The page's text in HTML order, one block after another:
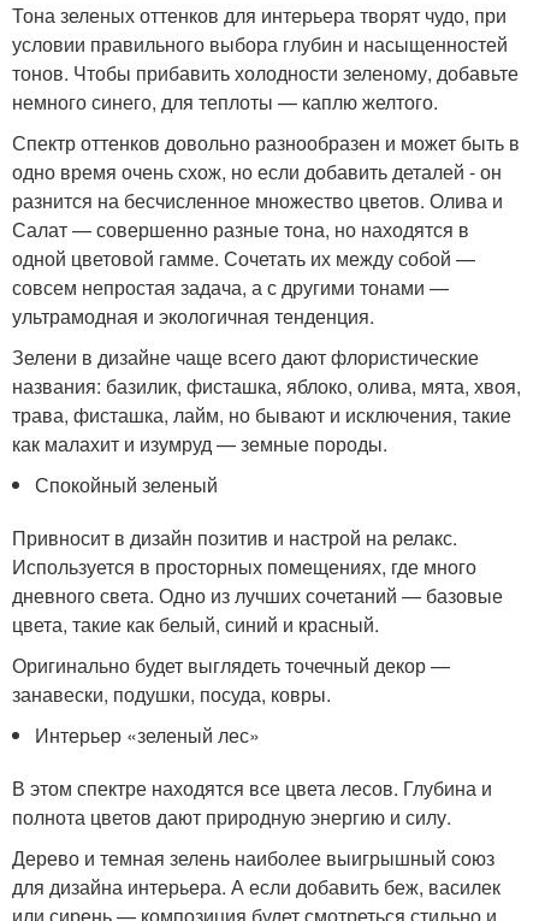
Тона зеленых оттенков для интерьера творят чудо, при
условии правильного выбора глубин и насыщенностей
тонов. Чтобы прибавить холодности зеленому, добавьте
немного синего, для теплоты — каплю желтого.
Спектр оттенков довольно разнообразен и может быть в
одно время очень схож, но если добавить деталей - он
разнится на бесчисленное множество цветов. Олива и
Салат — совершенно разные тона, но находятся в
одной цветовой гамме. Сочетать их между собой —
совсем непростая задача, а с другими тонами —
ультрамодная и экологичная тенденция.
Зелени в дизайне чаще всего дают флористические
названия: базилик, фисташка, яблоко, олива, мята, хвоя,
трава, фисташка, лайм, но бывают и исключения, такие
как малахит и изумруд — земные породы.
Спокойный зеленый
Привносит в дизайн позитив и настрой на релакс.
Используется в просторных помещениях, где много
дневного света. Одно из лучших сочетаний — базовые
цвета, такие как белый, синий и красный.
Оригинально будет выглядеть точечный декор —
занавески, подушки, посуда, ковры.
Интерьер «зеленый лес»
В этом спектре находятся все цвета лесов. Глубина и
полнота цветов дают природную энергию и силу.
Дерево и темная зелень наиболее выигрышный союз
для дизайна интерьера. А если добавить беж, василек